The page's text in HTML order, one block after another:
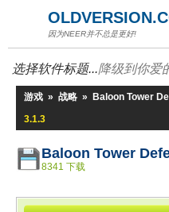
因为NEER并不总是更好!
选择软件标题...降级到你爱
游戏 » 战略 » Baloon Tower
3.1.3
Baloon Tower
8341 下载